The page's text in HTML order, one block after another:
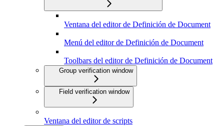
Ventana del editor de Definición de Document
Menú del editor de Definición de Document
Toolbars del editor de Definición de Document
Group verification window
Field verification window
Ventana del editor de scripts